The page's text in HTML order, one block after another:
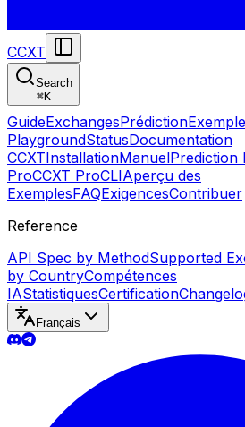
CCXT
Search
⌘K
GuideExchangesPrédiction
PlaygroundStatusDocumentation
CCXTInstallationManuelPrediction
ProCCXT ProCLIAperçu des
ExemplesFAQExigencesContribuer
Reference
API Spec by MethodSupported
by CountryCompétences
IAStatistiquesCertification
Français